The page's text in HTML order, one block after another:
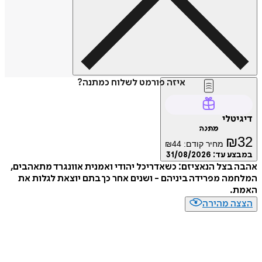
איזה פורמט לשלוח כמתנה?
₪ מחיר קודם: ₪44
עד:31/08/2026
בצל הנאציזם: כשאדריכל יהודי ואמנית אוונגרד מתאהבים,
מפרידה ביניהם - ושנים אחר כך בתם יוצאת לגלות את
מהירה